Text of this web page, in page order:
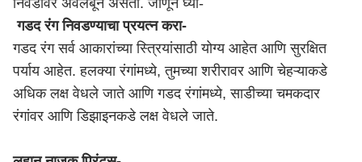
निवडीवर अवलंबून असतो. जाणून घ्या-
गडद रंग निवडण्याचा प्रयत्न करा-
गडद रंग सर्व आकारांच्या स्त्रियांसाठी योग्य आहेत आणि सुरक्षित
पर्याय आहेत. हलक्या रंगांमध्ये, तुमच्या शरीरावर आणि चेहऱ्याकडे
अधिक लक्ष वेधले जाते आणि गडद रंगांमध्ये, साडीच्या चमकदार
रंगांवर आणि डिझाइनकडे लक्ष वेधले जाते.